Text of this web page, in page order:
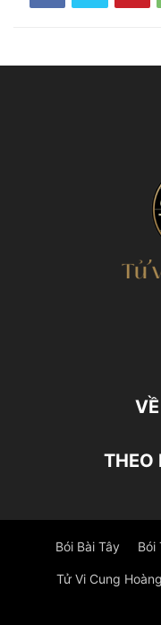
THEO
Bói Bài Tây Bói
Tử Vi Cung